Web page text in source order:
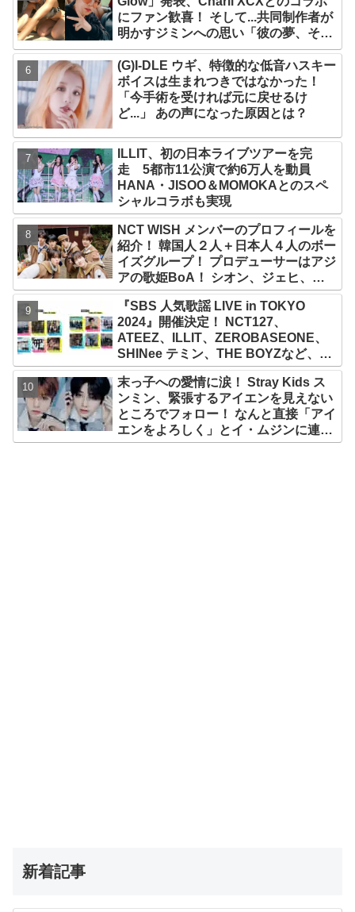
にファン歓喜！ そして...共同制作者が
明かすジミンへの思い「彼の夢、そし
て彼の絶望から生まれた歌」
(G)I-DLE ウギ、特徴的な低音ハスキー
ボイスは生まれつきではなかった！
「今手術を受ければ元に戻せるけ
ど...」 あの声になった原因とは？
ILLIT、初の日本ライブツアーを完
走 5都市11公演で約6万人を動員
HANA・JISOO＆MOMOKAとのスペ
シャルコラボも実現
NCT WISH メンバーのプロフィールを
紹介！ 韓国人２人＋日本人４人のボー
イズグループ！ プロデューサーはアジ
アの歌姫BoA！ シオン、ジェヒ、リ
ク、ユウシ、リョウ、サクヤの魅力を
徹底解説
『SBS 人気歌謡 LIVE in TOKYO
2024』開催決定！ NCT127、
ATEEZ、ILLIT、ZEROBASEONE、
SHINee テミン、THE BOYZなど、豪
華アーティスト出演決定！ 10月12
日・13日、さいたまスーパーアリーナ
にて
末っ子への愛情に涙！ Stray Kids ス
ンミン、緊張するアイエンを見えない
ところでフォロー！ なんと直接「アイ
エンをよろしく」とイ・ムジンに連
絡… 愛にあふれたエピソードにファン
新着記事